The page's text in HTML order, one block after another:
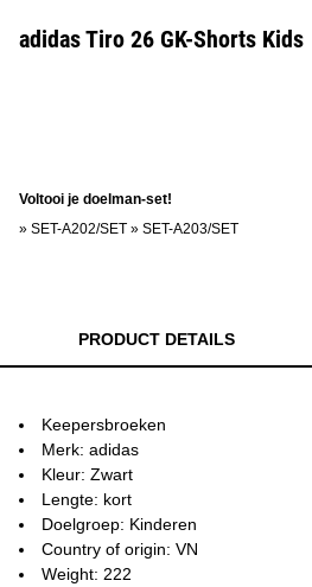
adidas Tiro 26 GK-Shorts Kids
Voltooi je doelman-set!
» SET-A202/SET » SET-A203/SET
PRODUCT DETAILS
Keepersbroeken
Merk: adidas
Kleur: Zwart
Lengte: kort
Doelgroep: Kinderen
Country of origin: VN
Weight: 222